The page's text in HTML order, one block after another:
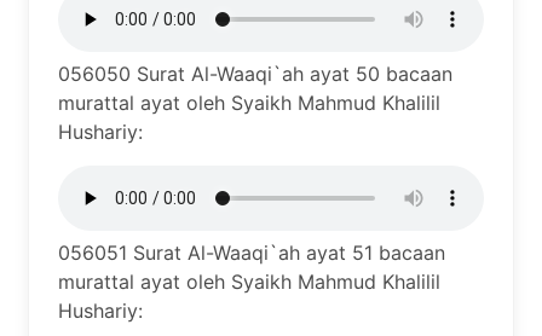
056050 Surat Al-Waaqi`ah ayat 50 bacaan
murattal ayat oleh Syaikh Mahmud Khalilil
Hushariy:
056051 Surat Al-Waaqi`ah ayat 51 bacaan
murattal ayat oleh Syaikh Mahmud Khalilil
Hushariy: